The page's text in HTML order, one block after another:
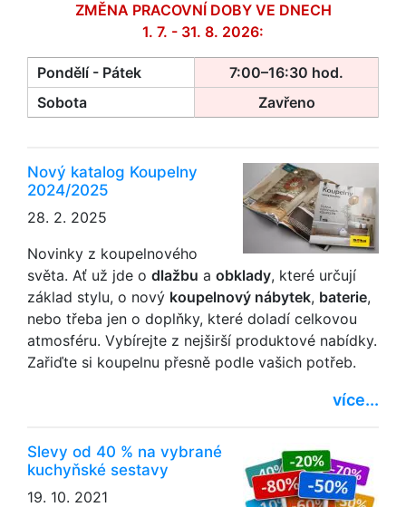
ZMĚNA PRACOVNÍ DOBY VE DNECH
1. 7. - 31. 8. 2026:
Pondělí - Pátek
7:00–16:30 hod.
Sobota
Zavřeno
Nový katalog Koupelny
2024/2025
28. 2. 2025
Novinky z koupelnového
světa. Ať už jde o dlažbu a obklady, které určují
základ stylu, o nový koupelnový nábytek, baterie,
nebo třeba jen o doplňky, které doladí celkovou
atmosféru. Vybírejte z nejširší produktové nabídky.
Zařiďte si koupelnu přesně podle vašich potřeb.
více...
Slevy od 40 % na vybrané
kuchyňské sestavy
19. 10. 2021